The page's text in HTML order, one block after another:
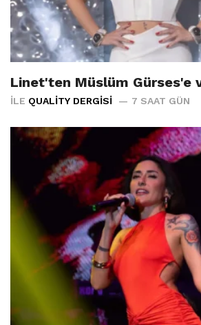
Linet'ten Müslüm Gürses'e
İLE QUALITY DERGISI 7 SAAT GÜN